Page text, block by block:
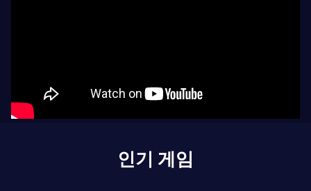
인기 게임